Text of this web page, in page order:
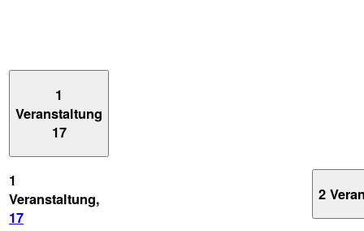
1
Veranstaltung
17
1
Veranstaltung,
17
2